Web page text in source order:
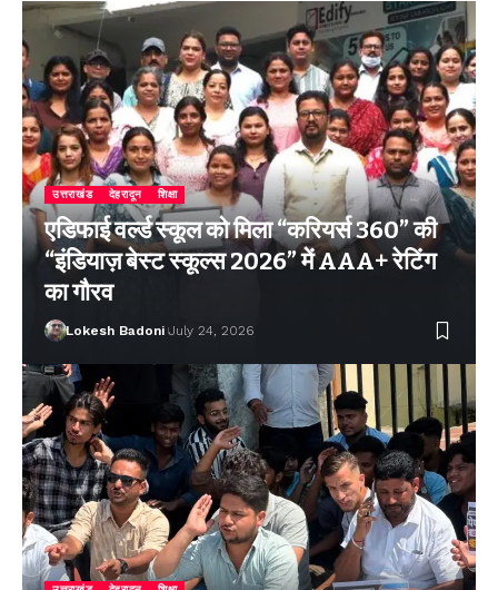
उत्तराखंड देहरादून शिक्षा
एडिफाई वर्ल्ड स्कूल को मिला “करियर्स 360” की
“इंडियाज़ बेस्ट स्कूल्स 2026” में AAA+ रेटिंग
का गौरव
Lokesh Badoni July 24, 2026